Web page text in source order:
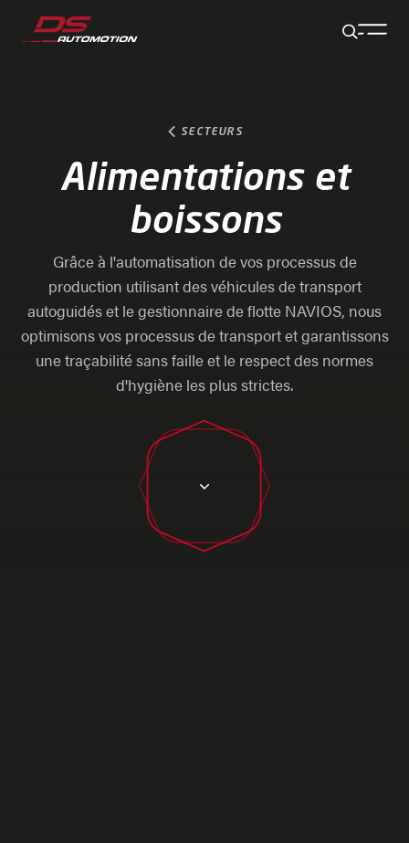
Aller au contenu principal
Aller au pied de page
Aller à la fin de la navigation
Aller au début de la navigation
SECTEURS
Alimentations et
boissons
Grâce à l'automatisation de vos processus de
production utilisant des véhicules de transport
autoguidés et le gestionnaire de flotte NAVIOS, nous
optimisons vos processus de transport et garantissons
une traçabilité sans faille et le respect des normes
d'hygiène les plus strictes.